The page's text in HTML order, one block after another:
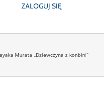
ZALOGUJ SIĘ
Murata „Dziewczyna z konbini”